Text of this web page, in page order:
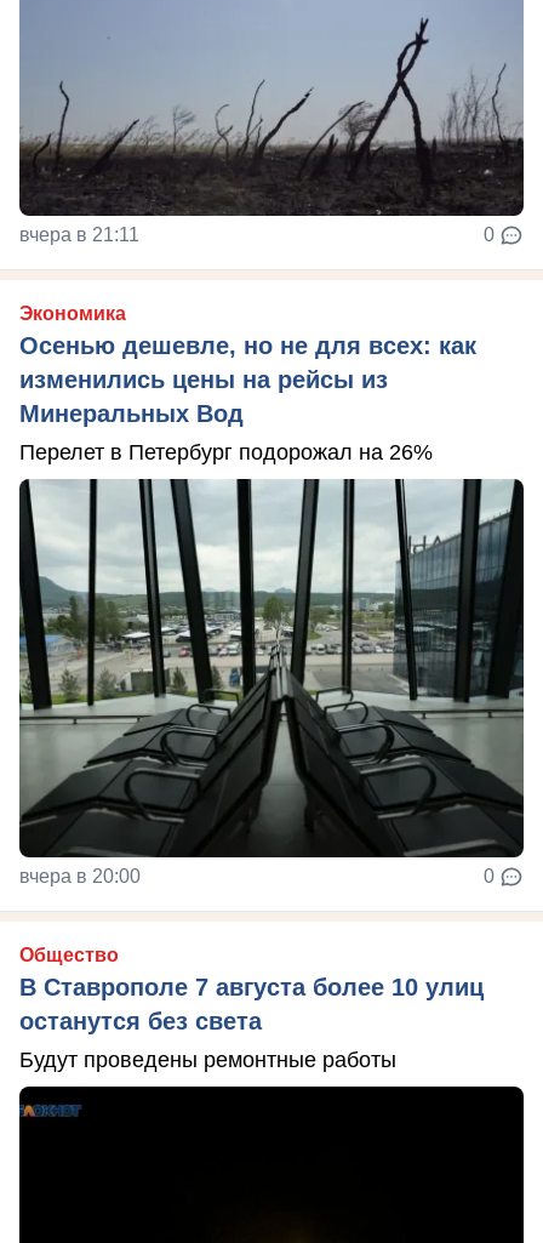
вчера в 21:11 0
Экономика
Осенью дешевле, но не для всех: как
изменились цены на рейсы из
Минеральных Вод
Перелет в Петербург подорожал на 26%
вчера в 20:00 0
Общество
В Ставрополе 7 августа более 10 улиц
останутся без света
Будут проведены ремонтные работы